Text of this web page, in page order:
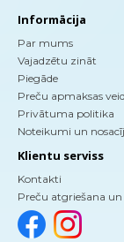
Informācija
Par mums
Vajadzētu zināt
Piegāde
Preču apmaksas
Privātuma politika
Noteikumi un
Klientu serviss
Kontakti
Preču atgriešana